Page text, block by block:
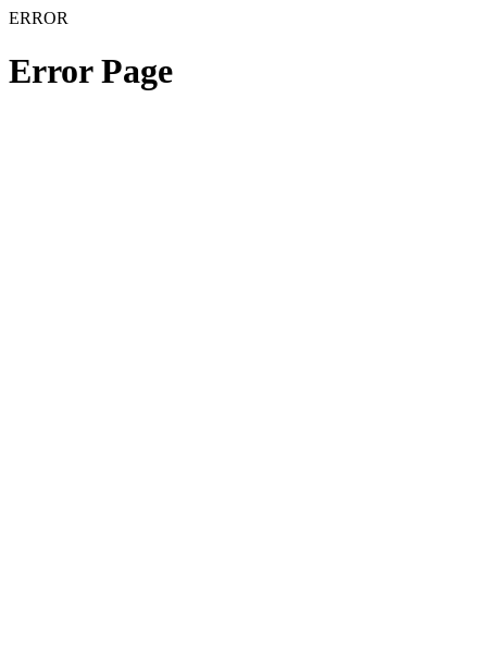
ERROR
Error Page